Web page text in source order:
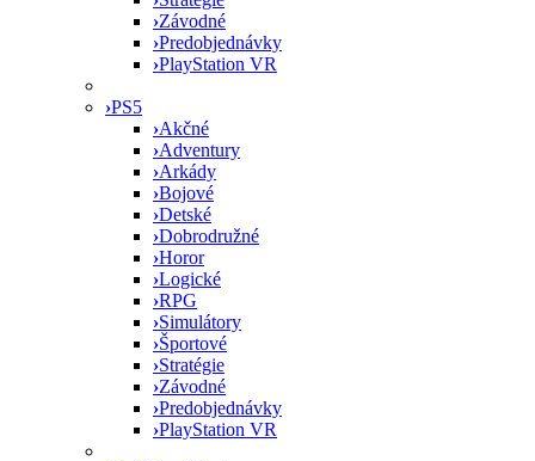
›Závodné
›Predobjednávky
›PlayStation VR
›PS5
›Akčné
›Adventury
›Arkády
›Bojové
›Detské
›Dobrodružné
›Horor
›Logické
›RPG
›Simulátory
›Športové
›Stratégie
›Závodné
›Predobjednávky
›PlayStation VR